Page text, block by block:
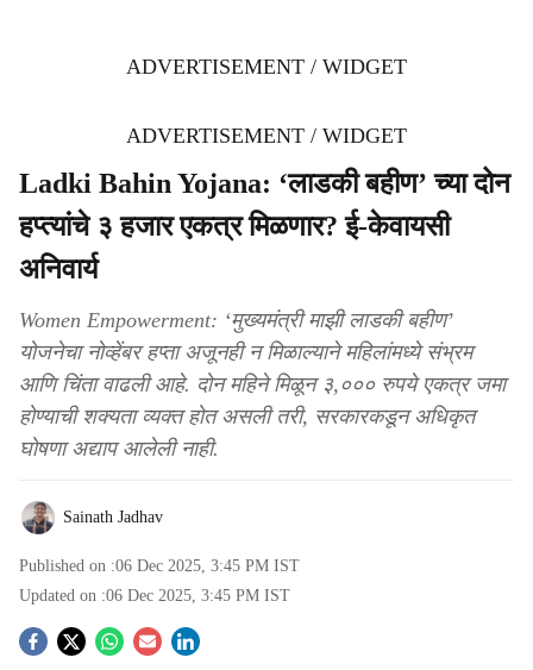
ADVERTISEMENT / WIDGET
ADVERTISEMENT / WIDGET
Ladki Bahin Yojana: ‘लाडकी बहीण’ च्या दोन
हप्त्यांचे ३ हजार एकत्र मिळणार? ई-केवायसी
अनिवार्य
Women Empowerment: ‘मुख्यमंत्री माझी लाडकी बहीण’
योजनेचा नोव्हेंबर हप्ता अजूनही न मिळाल्याने महिलांमध्ये संभ्रम
आणि चिंता वाढली आहे. दोन महिने मिळून ३,००० रुपये एकत्र जमा
होण्याची शक्यता व्यक्त होत असली तरी, सरकारकडून अधिकृत
घोषणा अद्याप आलेली नाही.
Sainath Jadhav
Published on :06 Dec 2025, 3:45 PM IST
Updated on :06 Dec 2025, 3:45 PM IST
S